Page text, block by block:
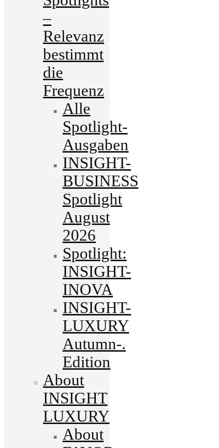
–
Relevanz
bestimmt
die
Frequenz
Alle
Spotlight-
Ausgaben
INSIGHT-
BUSINESS
Spotlight
August
2026
Spotlight:
INSIGHT-
INOVA
INSIGHT-
LUXURY
Autumn-.
Edition
About
INSIGHT
LUXURY
About